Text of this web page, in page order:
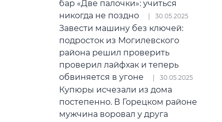
бар «Две палочки»: учиться
никогда не поздно
30.05.2025
Завести машину без ключей:
подросток из Могилевского
района решил проверить
проверил лайфхак и теперь
обвиняется в угоне
30.05.2025
Купюры исчезали из дома
постепенно. В Горецком районе
мужчина воровал у друга